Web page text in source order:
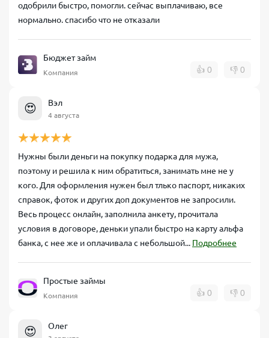
одобрили быстро, помогли. сейчас выплачиваю, все
нормально. спасибо что не отказали
Бюджет займ
Компания 👍 0 👎 0
😍 Вэл
4 августа
Нужны были деньги на покупку подарка для мужа,
поэтому и решила к ним обратиться, занимать мне не у
кого. Для оформления нужен был тлько паспорт, никаких
справок, фоток и других доп документов не запросили.
Весь процесс онлайн, заполнила анкету, прочитала
условия в договоре, деньки упали быстро на карту альфа
банка, с нее же и оплачивала с небольшой... Подробнее
Простые займы
Компания 👍 0 👎 0
😍 Олег